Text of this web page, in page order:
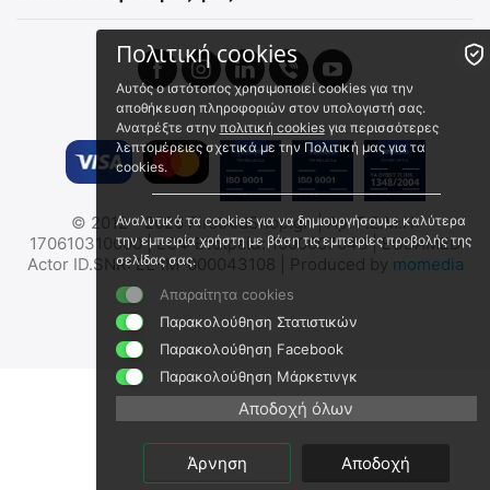
✔
MIL-TEC Μονοκιάλι 10x25
15705002
Άμεσα διαθέσιμο
Αποστολή εντός 24 ωρών
(χωρίς ΦΠΑ)
ΚΙΑΛΙΑ FALCON Optics
VERO 10x42mm , Black
Άμεσα διαθέσιμο
Αποστολή σε 1 εως 3
εργάσιμες
€ 114.91
€92.67(χωρίς ΦΠΑ)
© 2012 - 2026 FirstAidShop.gr. | Αρ. Γ.Ε.Μ.Η:
170610310000 | ΕΟΦ Εταιρεία: 1000007048 | EUDAMED
Actor ID.SNR: EL-IM-000043108 | Produced by momedia
Πολιτική cookies
Αυτός ο ιστότοπος χρησιμοποιεί cookies για την
αποθήκευση πληροφοριών στον υπολογιστή σας.
Ανατρέξτε στην πολιτική cookiesγια περισσότερες
λεπτομέρειες σχετικά με την Πολιτική μας για τα
cookies.
Αναλυτικά τα cookies για να δημιουργήσουμε καλύτερα
την εμπειρία χρήστη με βάση τις εμπειρίες προβολής της
σελίδας σας.
Απαραίτητα cookies
Παρακολούθηση Στατιστικών
Παρακολούθηση Facebook
Παρακολούθηση Μάρκετινγκ
Αποδοχή όλων
Άρνηση Αποδοχή